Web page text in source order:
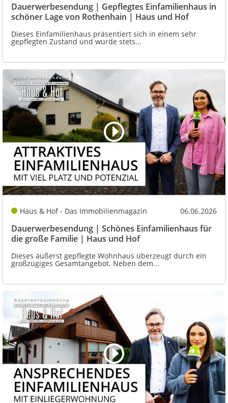
Dauerwerbesendung | Gepflegtes Einfamilienhaus in
schöner Lage von Rothenhain | Haus und Hof
Dieses Einfamilienhaus präsentiert sich in einem sehr
gepflegten Zustand und wurde stets...
Haus & Hof - Das Immobilienmagazin 06.06.2026
Dauerwerbesendung | Schönes Einfamilienhaus für
die große Familie | Haus und Hof
Dieses äußerst gepflegte Wohnhaus überzeugt durch ein
großzügiges Gesamtangebot. Neben dem...